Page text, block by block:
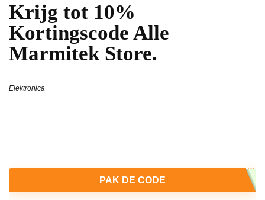
Krijg tot 10%
Kortingscode Alle
Marmitek Store.
Elektronica
PAK DE CODE